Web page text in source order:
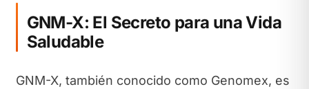
GNM-X: El Secreto para una Vida
Saludable
GNM-X, también conocido como Genomex, es